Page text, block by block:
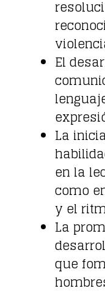
El
La
en la
como
y el
La
que